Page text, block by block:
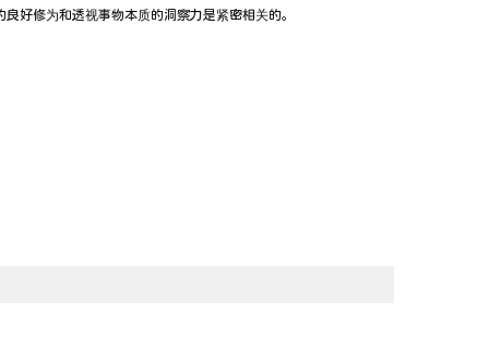
好修为和透视事物本质的洞察力是紧密相关的。